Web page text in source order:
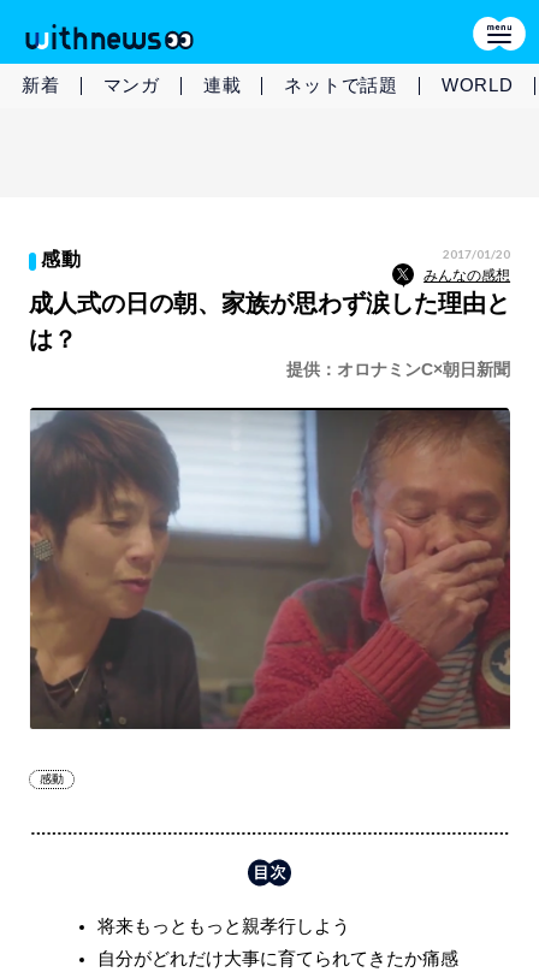
新着 マンガ 連載 ネットで話題 WORLD
感動 2017/01/20
みんなの感想
成人式の日の朝、家族が思わず涙した理由と
は？
提供：オロナミンC×朝日新聞
感動
将来もっともっと親孝行しよう
自分がどれだけ大事に育てられてきたか痛感